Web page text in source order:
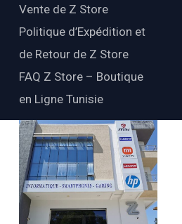
Vente de Z Store
Politique d’Expédition et
de Retour de Z Store
FAQ Z Store – Boutique
en Ligne Tunisie